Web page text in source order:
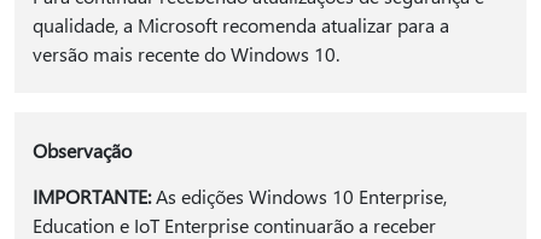
qualidade, a Microsoft recomenda atualizar para a
versão mais recente do Windows 10.
Observação
IMPORTANTE:As edições Windows 10 Enterprise,
Education e IoT Enterprise continuarão a receber